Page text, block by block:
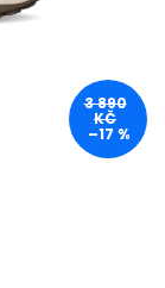
3 890
KČ
–17 %